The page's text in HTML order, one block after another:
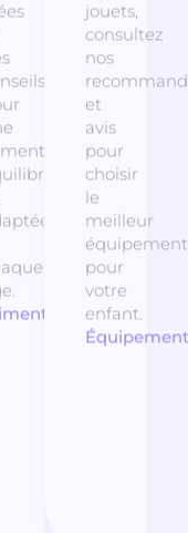
jouets,
consultez
nos
et
avis
pour
choisir
le
meilleur
équipement
pour
votre
enfant.
Équipement